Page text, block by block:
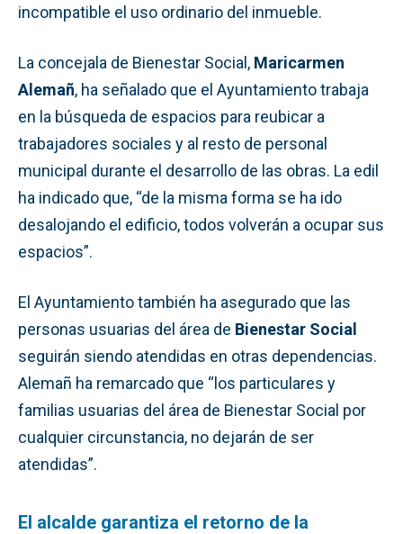
incompatible el uso ordinario del inmueble.
La concejala de Bienestar Social, Maricarmen
Alemañ, ha señalado que el Ayuntamiento trabaja
en la búsqueda de espacios para reubicar a
trabajadores sociales y al resto de personal
municipal durante el desarrollo de las obras. La edil
ha indicado que, “de la misma forma se ha ido
desalojando el edificio, todos volverán a ocupar sus
espacios”.
El Ayuntamiento también ha asegurado que las
personas usuarias del área de Bienestar Social
seguirán siendo atendidas en otras dependencias.
Alemañ ha remarcado que “los particulares y
familias usuarias del área de Bienestar Social por
cualquier circunstancia, no dejarán de ser
atendidas”.
El alcalde garantiza el retorno de la